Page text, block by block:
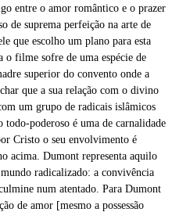
entre o amor romântico e o prazer
de suprema perfeição na arte de
que escolho um plano para esta
o filme sofre de uma espécie de
superior do convento onde a
que a sua relação com o divino
um grupo de radicais islâmicos
todo-poderoso é uma de carnalidade
Cristo o seu envolvimento é
acima. Dumont representa aquilo
radicalizado: a convivência
num atentado. Para Dumont
de amor [mesmo a possessão